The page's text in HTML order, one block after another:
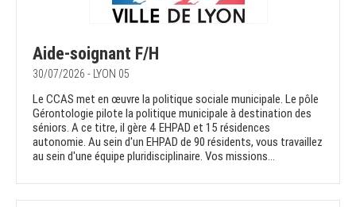
Aide-soignant F/H
30/07/2026 - LYON 05
Le CCAS met en œuvre la politique sociale municipale. Le pôle
Gérontologie pilote la politique municipale à destination des
séniors. A ce titre, il gère 4 EHPAD et 15 résidences
autonomie. Au sein d'un EHPAD de 90 résidents, vous travaillez
au sein d'une équipe pluridisciplinaire. Vos missions...